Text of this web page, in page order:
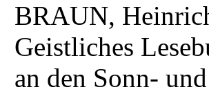
BRAUN,
Geistliches
an den Sonn-